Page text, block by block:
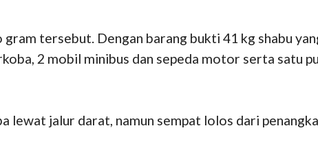
tersebut. Dengan barang bukti 41 kg shabu
2 mobil minibus dan sepeda motor serta satu
jalur darat, namun sempat lolos dari